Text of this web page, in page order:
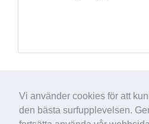
Vi använder cookies för att
den bästa surfupplevelsen.